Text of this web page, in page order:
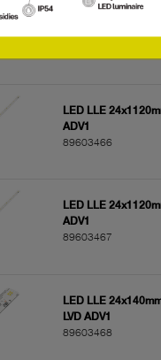
LED LLE
ADV1
89603466
LED LLE
ADV1
89603467
LED LLE
LVD ADV1
89603468